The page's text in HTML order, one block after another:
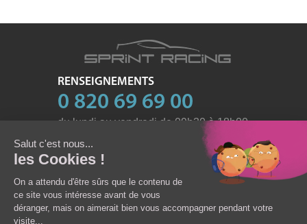
RENSEIGNEMENTS
0 820 69 69 00
du lundi au vendredi de 09h30 à 18h00
email: contact@sprint-racing.com
PPK - SAS au capital de 122 000
RCS Versailles 442 790 366
TVA Intracomm.: FR51442790366